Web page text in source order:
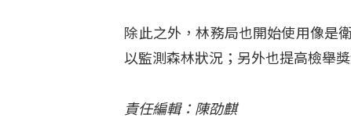
除此之外，林務局也開始使用像是
以監測森林狀況；另外也提高檢舉
責任編輯：陳劭麒